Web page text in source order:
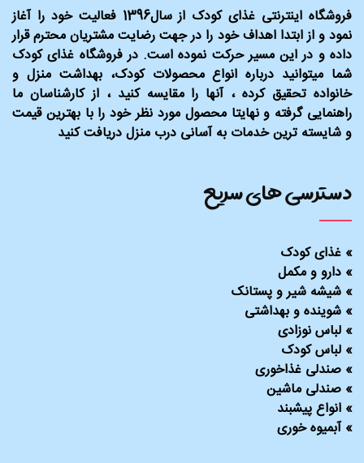
دسترسی های سریع
» غذای کودک
» دارو و مکمل
» شیشه شیر و پستانک
» شوینده و بهداشتی
» لباس نوزادی
» لباس کودک
» صندلی غذاخوری
» صندلی ماشین
» انواع پیشبند
»آبمیوه خوری
فروشگاه اینترنتی غذای کودک از سال1396 فعالیت خود را آغاز
نمود و از ابتدا اهداف خود را در جهت رضایت مشتریان محترم قرار
داده و در این مسیر حرکت نموده است. در فروشگاه غذای کودک
شما میتوانید درباره انواع محصولات کودک، بهداشت منزل و
خانواده تحقیق کرده ، آنها را مقایسه کنید ، از کارشناسان ما
راهنمایی گرفته و نهایتا محصول مورد نظر خود را با بهترین قیمت
و شایسته ترین خدمات به آسانی درب منزل دریافت کنید